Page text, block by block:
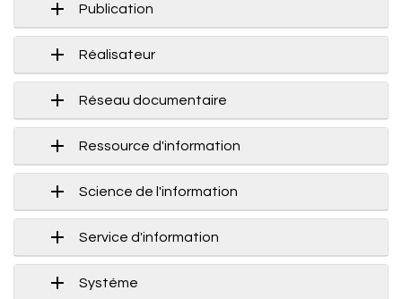
Publication
Réalisateur
Réseau documentaire
Ressource d'information
Science de l'information
Service d'information
Systéme